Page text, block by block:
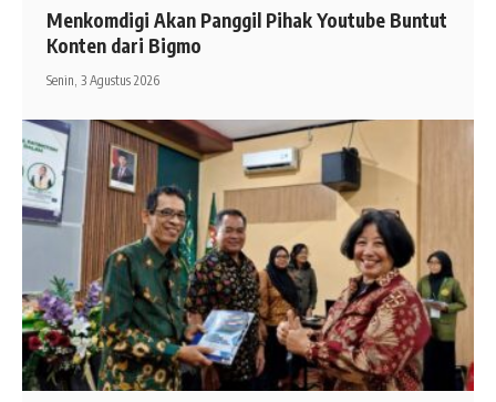
Menkomdigi Akan Panggil Pihak Youtube Buntut
Konten dari Bigmo
Senin, 3 Agustus 2026